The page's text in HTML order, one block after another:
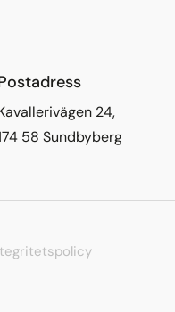
24,
58 Sundbyberg